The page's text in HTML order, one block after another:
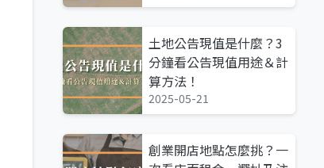
土地公告現值是什麼？3
分鐘看公告現值用途＆計
算方法！
2025-05-21
創業開店地點怎麼挑？一